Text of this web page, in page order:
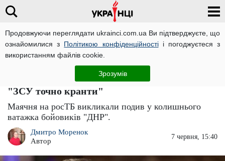
Продовжуючи переглядати ukrainci.com.ua Ви підтверджуєте, що
ознайомилися з Політикою конфіденційностіі погоджуєтеся з
використанням файлів cookie.
Зрозумів
Новини
Навіть терорист Гіркін не може
перетравлювати маразм пропагандистів:
"ЗСУ точно кранти"
Маячня на росТБ викликали подив у колишнього
ватажка бойовиків "ДНР".
Дмитро Моренок
Автор
7 червня, 15:40